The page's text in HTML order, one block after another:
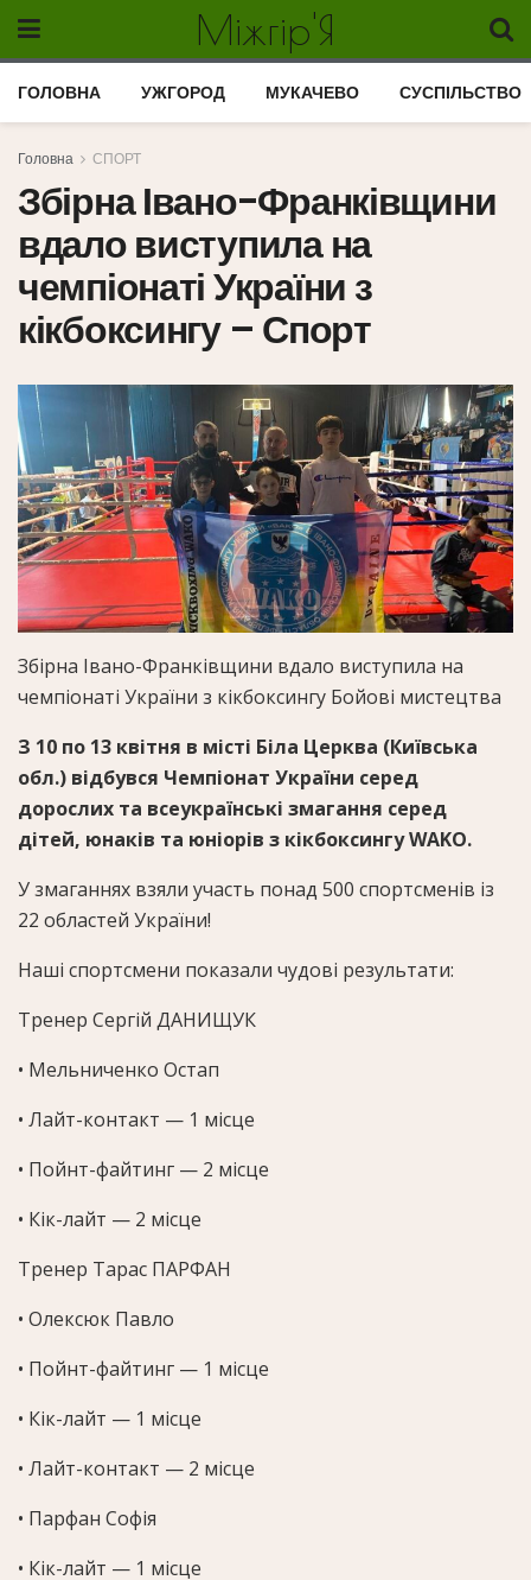
Міжгір'Я
ГОЛОВНА УЖГОРОД МУКАЧЕВО СУСПІЛЬСТВО
Головна СПОРТ
Збірна Івано-Франківщини
вдало виступила на
чемпіонаті України з
кікбоксингу – Спорт
Збірна Івано-Франківщини вдало виступила на
чемпіонаті України з кікбоксингу Бойові мистецтва
З 10 по 13 квітня в місті Біла Церква (Київська
обл.) відбувся Чемпіонат України серед
дорослих та всеукраїнські змагання серед
дітей, юнаків та юніорів з кікбоксингу WAKO.
У змаганнях взяли участь понад 500 спортсменів із
22 областей України!
Наші спортсмени показали чудові результати:
Тренер Сергій ДАНИЩУК
• Мельниченко Остап
• Лайт-контакт — 1 місце
• Пойнт-файтинг — 2 місце
• Кік-лайт — 2 місце
Тренер Тарас ПАРФАН
• Олексюк Павло
• Пойнт-файтинг — 1 місце
• Кік-лайт — 1 місце
• Лайт-контакт — 2 місце
• Парфан Софія
• Кік-лайт — 1 місце